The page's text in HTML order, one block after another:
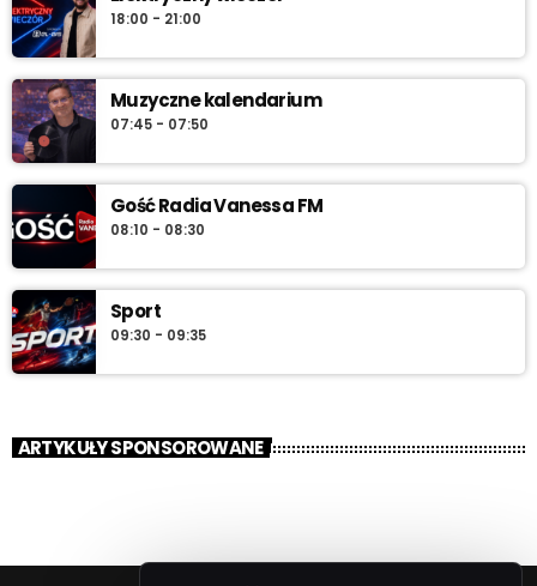
18:00 - 21:00
Muzyczne kalendarium
07:45 - 07:50
Gość Radia Vanessa FM
08:10 - 08:30
Sport
09:30 - 09:35
ARTYKUŁY SPONSOROWANE